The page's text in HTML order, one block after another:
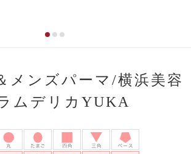
メンズパーマ/横浜美容
ムデリカYUKA